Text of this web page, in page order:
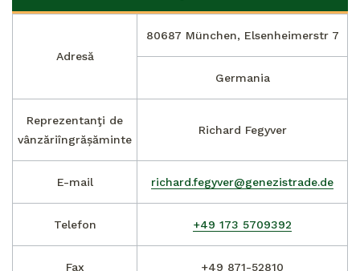
Adresă
80687 München, Elsenheimerstr 7
Germania
Reprezentanţi de
vânzăriîngrășăminte
Richard Fegyver
E-mail richard.fegyver@genezistrade.de
Telefon +49 173 5709392
Fax +49 871-52810